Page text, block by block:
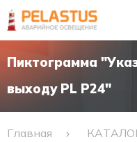
Пиктограмма
выходу PL Р24"
Главная